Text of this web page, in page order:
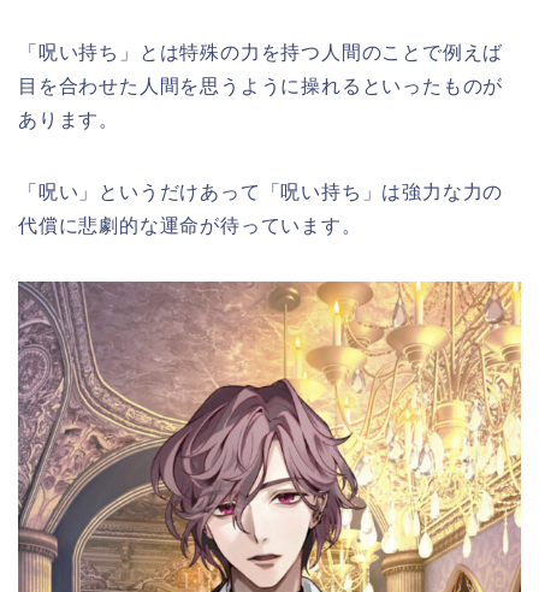
「呪い持ち」とは特殊の力を持つ人間のことで例えば
目を合わせた人間を思うように操れるといったものが
あります。
「呪い」というだけあって「呪い持ち」は強力な力の
代償に悲劇的な運命が待っています。